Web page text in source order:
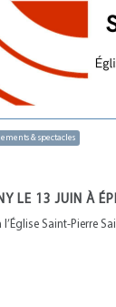
& spectacles
LE 13 JUIN À
Saint-Pierre